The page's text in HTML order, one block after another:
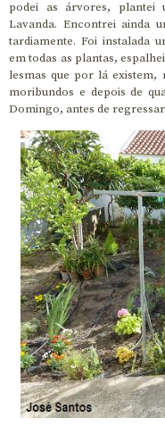
podei as árvores, plantei
Lavanda. Encontrei ainda
tardiamente. Foi instalada
em todas as plantas,
lesmas que por lá existem,
moribundos e depois de
Domingo, antes de